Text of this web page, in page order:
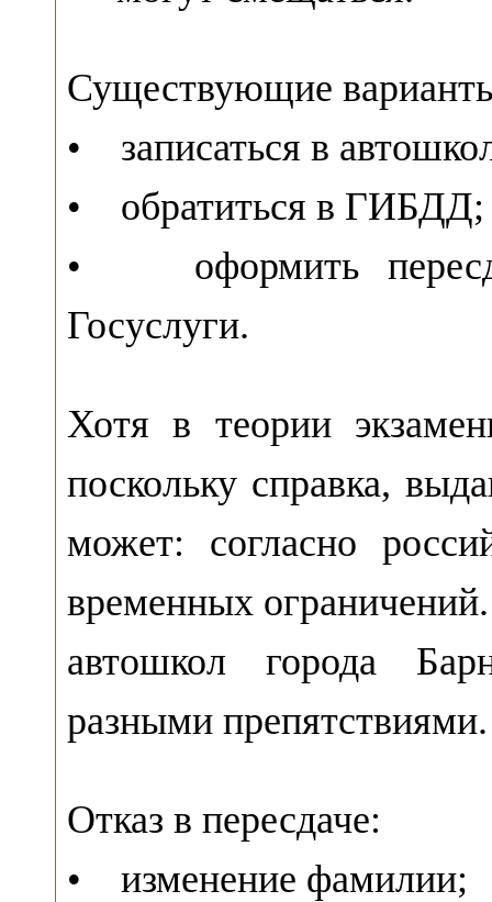
Существующие
• записаться в
• обратиться в ГИБДД;
• оформить
Госуслуги.
Хотя в теории
поскольку справка,
может: согласно
временных
автошкол города
разными
Отказ в пересдаче:
• изменение фамилии;